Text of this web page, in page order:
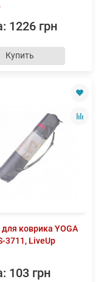
1226 грн
Купить
коврика YOGA
3711, LiveUp
103 грн